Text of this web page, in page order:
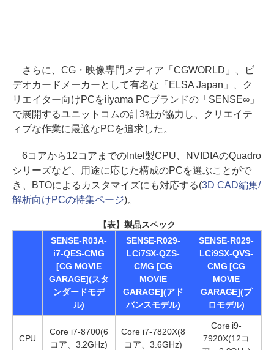
さらに、CG・映像専門メディア「CGWORLD」、ビ
デオカードメーカーとして有名な「ELSA Japan」、ク
リエイター向けPCをiiyama PCブランドの「SENSE∞」
で展開するユニットコムの計3社が協力し、クリエイテ
ィブな作業に最適なPCを追求した。
6コアから12コアまでのIntel製CPU、NVIDIAのQuadro
シリーズなど、用途に応じた構成のPCを選ぶことがで
き、BTOによるカスタマイズにも対応する(3D CAD編集/
解析向けPCの特集ページ)。
【表】製品スペック
SENSE-R03A-
i7-QES-CMG
[CG MOVIE
GARAGE](スタ
ンダードモデ
ル)
SENSE-R029-
LCi7SX-QZS-
CMG [CG
MOVIE
GARAGE](アド
バンスモデル)
SENSE-R029-
LCi9SX-QVS-
CMG [CG
MOVIE
GARAGE](プ
ロモデル)
CPU
Core i7-8700(6
コア、3.2GHz)
Core i7-7820X(8
コア、3.6GHz)
Core i9-
7920X(12コ